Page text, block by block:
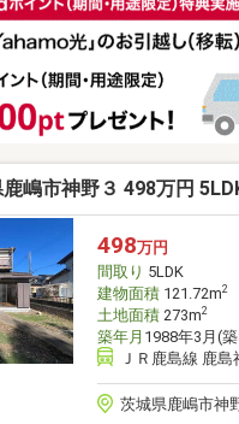
嶋市神野３ 498万円
498万円
間取り 5LDK
建物面積121.72m2
土地面積273m2
築年月 1988年3月(
ＪＲ鹿島線 鹿
茨城県鹿嶋市神